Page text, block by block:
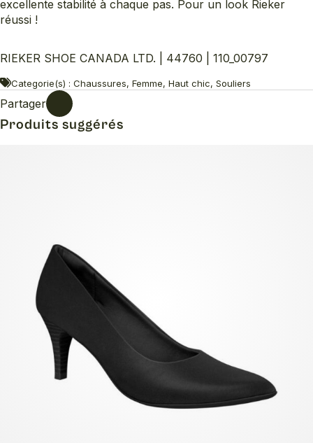
excellente stabilité à chaque pas. Pour un look Rieker
réussi !
RIEKER SHOE CANADA LTD. | 44760 | 110_00797
Categorie(s) : Chaussures, Femme, Haut chic, Souliers
Partager
Produits suggérés